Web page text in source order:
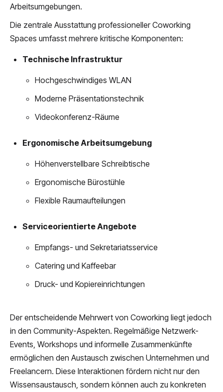
Arbeitsumgebungen.
Die zentrale Ausstattung professioneller Coworking
Spaces umfasst mehrere kritische Komponenten:
Technische Infrastruktur
Hochgeschwindiges WLAN
Moderne Präsentationstechnik
Videokonferenz-Räume
Ergonomische Arbeitsumgebung
Höhenverstellbare Schreibtische
Ergonomische Bürostühle
Flexible Raumaufteilungen
Serviceorientierte Angebote
Empfangs- und Sekretariatsservice
Catering und Kaffeebar
Druck- und Kopiereinrichtungen
Der entscheidende Mehrwert von Coworking liegt jedoch
in den Community-Aspekten. Regelmäßige Netzwerk-
Events, Workshops und informelle Zusammenkünfte
ermöglichen den Austausch zwischen Unternehmen und
Freelancern. Diese Interaktionen fördern nicht nur den
Wissensaustausch, sondern können auch zu konkreten